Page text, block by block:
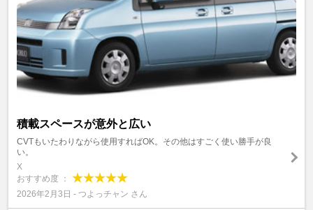
積載スペースが意外と広い
CVTもいたわりながら使用すればOK。その他はすごく使い勝手が良
い。
X
おすすめ度 ：
2026年2月3日 - つよっチャン さん